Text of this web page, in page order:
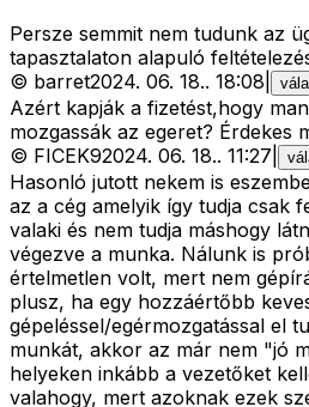
Persze semmit nem tudunk az
tapasztalaton alapuló
© barret2024. 06. 18.. 18:08
Azért kapják a fizetést,hogy
mozgassák az egeret? Érdekes
© FICEK92024. 06. 18.. 11:27
Hasonló jutott nekem is
az a cég amelyik így tudja csak
valaki és nem tudja máshogy
végezve a munka. Nálunk is
értelmetlen volt, mert nem
plusz, ha egy hozzáértőbb
gépeléssel/egérmozgatással el
munkát, akkor az már nem "jó
helyeken inkább a vezetőket
valahogy, mert azoknak ezek